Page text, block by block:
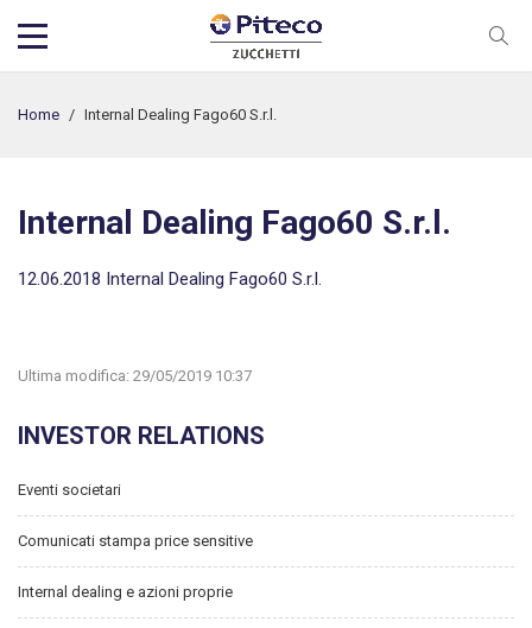
Home / Internal Dealing Fago60 S.r.l.
Internal Dealing Fago60 S.r.l.
12.06.2018 Internal Dealing Fago60 S.r.l.
Ultima modifica: 29/05/2019 10:37
INVESTOR RELATIONS
Eventi societari
Comunicati stampa price sensitive
Internal dealing e azioni proprie